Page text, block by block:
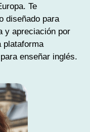
Te
diseñado para
y apreciación por
plataforma
enseñar inglés.